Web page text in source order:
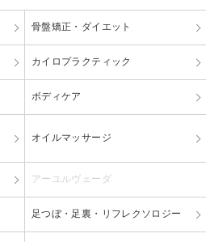
骨盤矯正・ダイエット
カイロプラクティック
ボディケア
オイルマッサージ
アーユルヴェーダ
足つぼ・足裏・リフレクソロジー